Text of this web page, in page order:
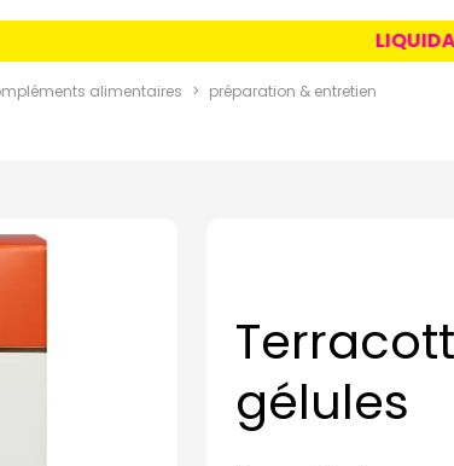
alimentaires préparation & entretien
gélules